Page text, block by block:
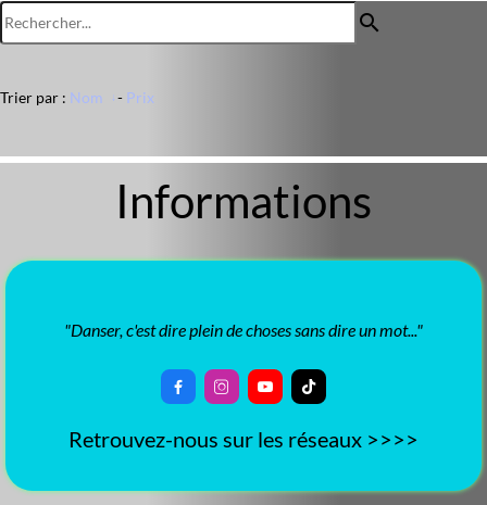
search
Trier par : Nom - Prix
Informations
"Danser, c'est dire plein de choses sans dire un mot..."
   
Retrouvez-nous sur les réseaux >>>>